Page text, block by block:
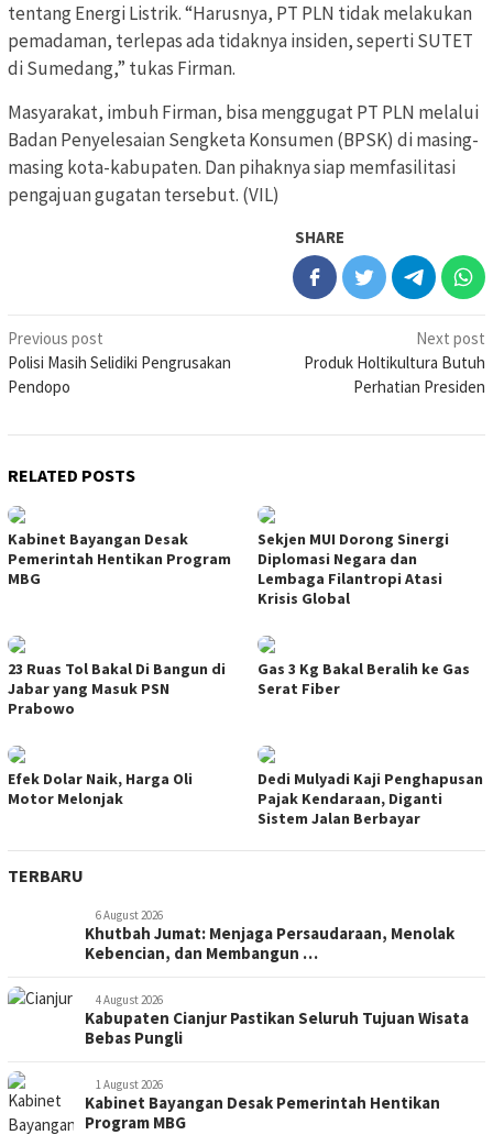
tentang Energi Listrik. “Harusnya, PT PLN tidak melakukan
pemadaman, terlepas ada tidaknya insiden, seperti SUTET
di Sumedang,” tukas Firman.
Masyarakat, imbuh Firman, bisa menggugat PT PLN melalui
Badan Penyelesaian Sengketa Konsumen (BPSK) di masing-
masing kota-kabupaten. Dan pihaknya siap memfasilitasi
pengajuan gugatan tersebut. (VIL)
SHARE
Post
navigation
Previous post
Polisi Masih Selidiki Pengrusakan
Pendopo
Next post
Produk Holtikultura Butuh
Perhatian Presiden
RELATED POSTS
Kabinet Bayangan Desak
Pemerintah Hentikan Program
MBG
Sekjen MUI Dorong Sinergi
Diplomasi Negara dan
Lembaga Filantropi Atasi
Krisis Global
23 Ruas Tol Bakal Di Bangun di
Jabar yang Masuk PSN
Prabowo
Gas 3 Kg Bakal Beralih ke Gas
Serat Fiber
Efek Dolar Naik, Harga Oli
Motor Melonjak
Dedi Mulyadi Kaji Penghapusan
Pajak Kendaraan, Diganti
Sistem Jalan Berbayar
TERBARU
6 August 2026
Khutbah Jumat: Menjaga Persaudaraan, Menolak
Kebencian, dan Membangun …
4 August 2026
Kabupaten Cianjur Pastikan Seluruh Tujuan Wisata
Bebas Pungli
1 August 2026
Kabinet Bayangan Desak Pemerintah Hentikan
Program MBG